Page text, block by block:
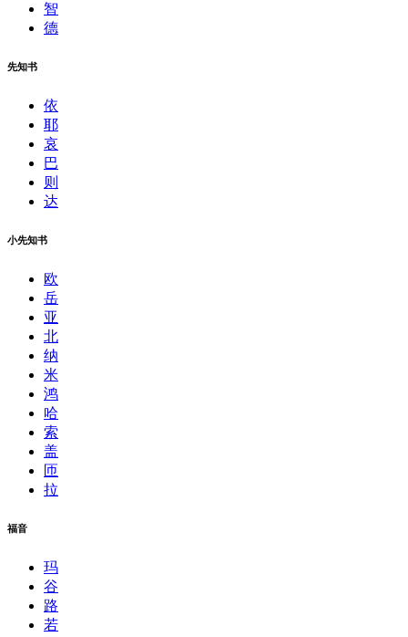
智
德
先知书
依
耶
哀
巴
则
达
小先知书
欧
岳
亚
北
纳
米
鸿
哈
索
盖
匝
拉
福音
玛
谷
路
若